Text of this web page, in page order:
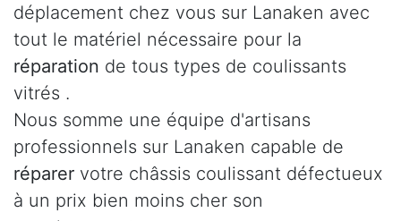
déplacement chez vous sur Lanaken avec
tout le matériel nécessaire pour la
réparation de tous types de coulissants
vitrés .
Nous somme une équipe d'artisans
professionnels sur Lanaken capable de
réparer votre châssis coulissant défectueux
à un prix bien moins cher son